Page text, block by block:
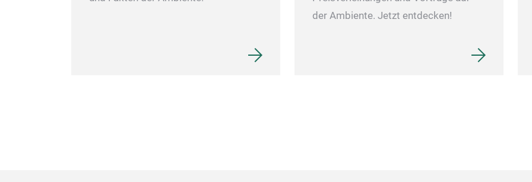
der Ambiente. Jetzt entdecken!